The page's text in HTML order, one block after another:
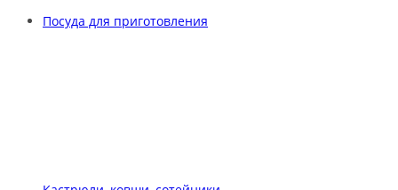
Посуда для приготовления